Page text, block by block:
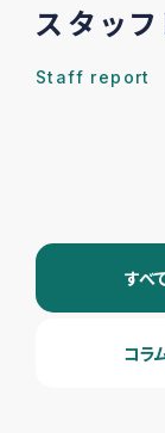
スタッ
Staff report
すべ
コラ